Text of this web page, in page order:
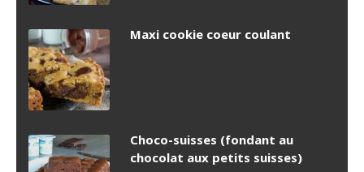
Maxi cookie coeur coulant
Choco-suisses (fondant au
chocolat aux petits suisses)